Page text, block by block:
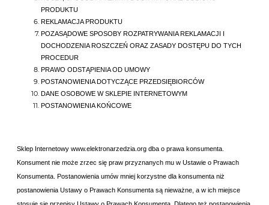
PRODUKTU
REKLAMACJA PRODUKTU
POZASĄDOWE SPOSOBY ROZPATRYWANIA REKLAMACJI I
DOCHODZENIA ROSZCZEŃ ORAZ ZASADY DOSTĘPU DO TYCH
PROCEDUR
PRAWO ODSTĄPIENIA OD UMOWY
POSTANOWIENIA DOTYCZĄCE PRZEDSIĘBIORCÓW
DANE OSOBOWE W SKLEPIE INTERNETOWYM
POSTANOWIENIA KOŃCOWE
Sklep Internetowy www.elektronarzedzia.org dba o prawa konsumenta.
Konsument nie może zrzec się praw przyznanych mu w Ustawie o Prawach
Konsumenta. Postanowienia umów mniej korzystne dla konsumenta niż
postanowienia Ustawy o Prawach Konsumenta są nieważne, a w ich miejsce